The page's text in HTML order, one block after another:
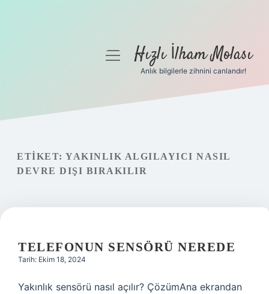
Gizlilik Politikası
Hakkımızda
menüyüHızlı İlham Molası
Anlık bilgilerle zihnini canlandır!
ETIKET: YAKINLIK ALGILAYICI NASIL
DEVRE DIŞI BIRAKILIR
TELEFONUN SENSÖRÜ NEREDE
Tarih: Ekim 18, 2024
Yakınlık sensörü nasıl açılır? ÇözümAna ekrandan